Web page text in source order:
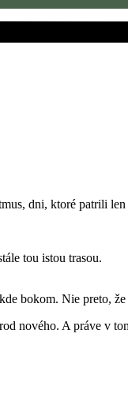
dni, ktoré patrili len
tou istou trasou.
bokom. Nie preto,
nového. A práve v